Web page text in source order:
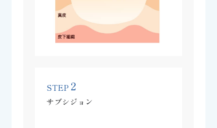
STEP 2
サブシジョン